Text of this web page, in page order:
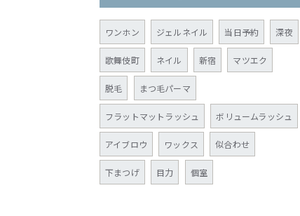
ワンホン ジェルネイル 当日予約 深夜
歌舞伎町 ネイル 新宿 マツエク
脱毛 まつ毛パーマ
フラットマットラッシュ ボリュームラッシュ
アイブロウ ワックス 似合わせ
下まつげ 目力 個室